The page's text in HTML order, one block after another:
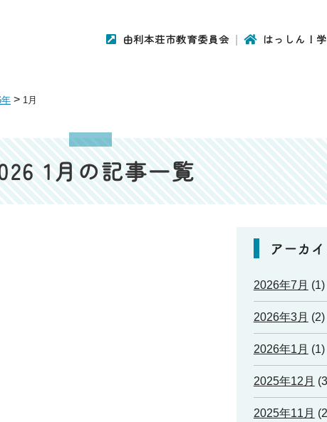
由利本荘市教育委員会 はっしん！
> 1月
1月の記事一覧
アーカ
2026年7月 (1)
2026年3月 (2)
2026年1月 (1)
2025年12月
2025年11月